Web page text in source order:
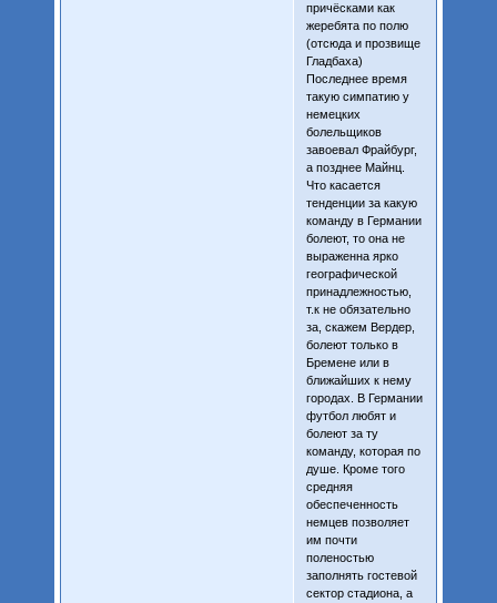
причёсками как
жеребята по полю
(отсюда и прозвище
Гладбаха)
Последнее время
такую симпатию у
немецких
болельщиков
завоевал Фрайбург,
а позднее Майнц.
Что касается
тенденции за какую
команду в Германии
болеют, то она не
выраженна ярко
географической
принадлежностью,
т.к не обязательно
за, скажем Вердер,
болеют только в
Бремене или в
ближайших к нему
городах. В Германии
футбол любят и
болеют за ту
команду, которая по
душе. Кроме того
средняя
обеспеченность
немцев позволяет
им почти
поленостью
заполнять гостевой
сектор стадиона, а